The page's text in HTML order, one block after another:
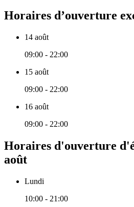
Horaires d’ouverture
14 août
09:00 - 22:00
15 août
09:00 - 22:00
16 août
09:00 - 22:00
Horaires d'ouverture
août
Lundi
10:00 - 21:00